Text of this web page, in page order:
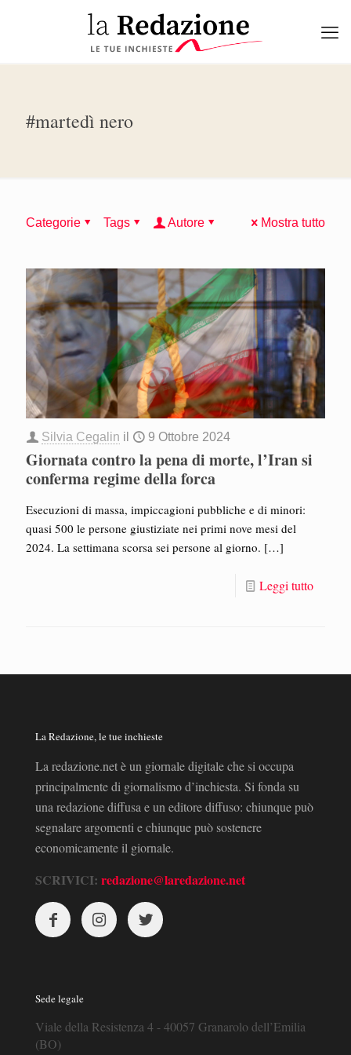
#martedì nero
Categorie Tags Autore Mostra tutto
Silvia Cegalin il 9 Ottobre 2024
Giornata contro la pena di morte, l’Iran si
conferma regime della forca
Esecuzioni di massa, impiccagioni pubbliche e di minori:
quasi 500 le persone giustiziate nei primi nove mesi del
2024. La settimana scorsa sei persone al giorno. […]
Leggi tutto
La Redazione, le tue inchieste
La redazione.net è un giornale digitale che si occupa
principalmente di giornalismo d’inchiesta. Si fonda su
una redazione diffusa e un editore diffuso: chiunque può
segnalare argomenti e chiunque può sostenere
economicamente il giornale.
SCRIVICI: redazione@laredazione.net
Sede legale
Viale della Resistenza 4 - 40057 Granarolo dell’Emilia
(BO)